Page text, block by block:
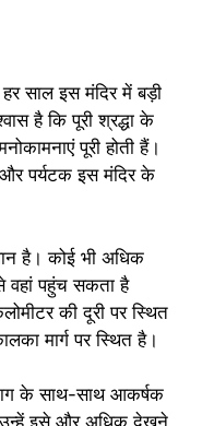
साल इस मंदिर में बड़ी
है कि पूरी श्रद्धा के
पूरी होती हैं।
और पर्यटक इस मंदिर के
है। कोई भी अधिक
वहां पहुंच सकता है
की दूरी पर स्थित
मार्ग पर स्थित है।
के साथ-साथ आकर्षक